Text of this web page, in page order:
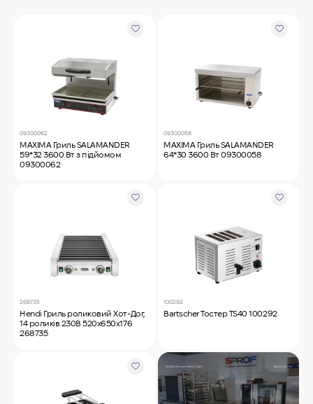
IRINOX Холодильна шафа N*ICE
Pro 6-1/1
09300062
MAXIMA Гриль SALAMANDER
59*32 3600 Вт з підйомом
09300062
09300058
MAXIMA Гриль SALAMANDER
64*30 3600 Вт 09300058
268735
Hendi Гриль роликовий Хот-Дог,
14 роликів 230В 520х650х176
268735
100292
Bartscher Тостер TS40 100292